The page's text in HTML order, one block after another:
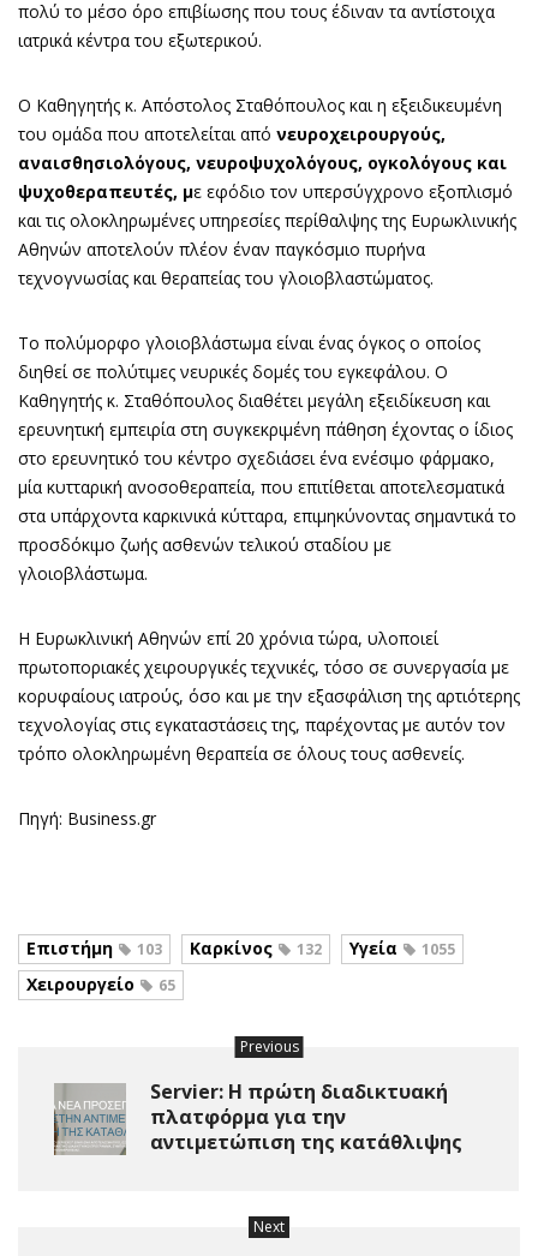
πολύ το μέσο όρο επιβίωσης που τους έδιναν τα αντίστοιχα
ιατρικά κέντρα του εξωτερικού.
Ο Καθηγητής κ. Απόστολος Σταθόπουλος και η εξειδικευμένη
του ομάδα που αποτελείται από νευροχειρουργούς,
αναισθησιολόγους, νευροψυχολόγους, ογκολόγους και
ψυχοθεραπευτές, με εφόδιο τον υπερσύγχρονο εξοπλισμό
και τις ολοκληρωμένες υπηρεσίες περίθαλψης της Ευρωκλινικής
Αθηνών αποτελούν πλέον έναν παγκόσμιο πυρήνα
τεχνογνωσίας και θεραπείας του γλοιοβλαστώματος.
Το πολύμορφο γλοιοβλάστωμα είναι ένας όγκος ο οποίος
διηθεί σε πολύτιμες νευρικές δομές του εγκεφάλου. Ο
Καθηγητής κ. Σταθόπουλος διαθέτει μεγάλη εξειδίκευση και
ερευνητική εμπειρία στη συγκεκριμένη πάθηση έχοντας ο ίδιος
στο ερευνητικό του κέντρο σχεδιάσει ένα ενέσιμο φάρμακο,
μία κυτταρική ανοσοθεραπεία, που επιτίθεται αποτελεσματικά
στα υπάρχοντα καρκινικά κύτταρα, επιμηκύνοντας σημαντικά το
προσδόκιμο ζωής ασθενών τελικού σταδίου με
γλοιοβλάστωμα.
Η Ευρωκλινική Αθηνών επί 20 χρόνια τώρα, υλοποιεί
πρωτοποριακές χειρουργικές τεχνικές, τόσο σε συνεργασία με
κορυφαίους ιατρούς, όσο και με την εξασφάλιση της αρτιότερης
τεχνολογίας στις εγκαταστάσεις της, παρέχοντας με αυτόν τον
τρόπο ολοκληρωμένη θεραπεία σε όλους τους ασθενείς.
Πηγή: Business.gr
Επιστήμη 103 Καρκίνος 132 Υγεία 1055
Χειρουργείο 65
Previous
Servier: Η πρώτη διαδικτυακή
πλατφόρμα για την
αντιμετώπιση της κατάθλιψης
Next